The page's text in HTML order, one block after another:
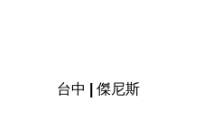
台中 | 傑尼斯